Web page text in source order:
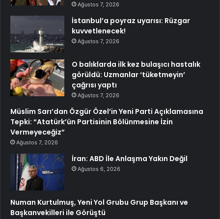
Ağustos 7, 2026
İstanbul’a poyraz uyarısı: Rüzgar
kuvvetlenecek!
Ağustos 7, 2026
O balıklarda ilk kez bulaşıcı hastalık
görüldü: Uzmanlar ‘tüketmeyin’
çağrısı yaptı
Ağustos 7, 2026
Müslim Sarı’dan Özgür Özel’in Yeni Parti Açıklamasına
Tepki: “Atatürk’ün Partisinin Bölünmesine İzin
Vermeyeceğiz”
Ağustos 7, 2026
İran: ABD İle Anlaşma Yakın Değil
Ağustos 6, 2026
Numan Kurtulmuş, Yeni Yol Grubu Grup Başkanı ve
Başkanvekilleri ile Görüştü